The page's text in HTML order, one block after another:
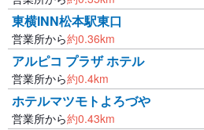
東横INN松本駅東口
営業所から約0.36km
アルピコ プラザ ホテル
営業所から約0.4km
ホテルマツモトよろづや
営業所から約0.43km